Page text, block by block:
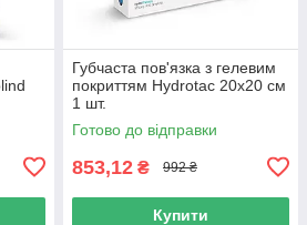
Губчаста пов'язка з гелевим
покриттям Hydrotac 20x20 см
1 шт.
Готово до відправки
853,12 ₴ 992 ₴
Купити